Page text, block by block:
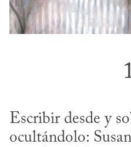
Escribir desde y
ocultándolo: